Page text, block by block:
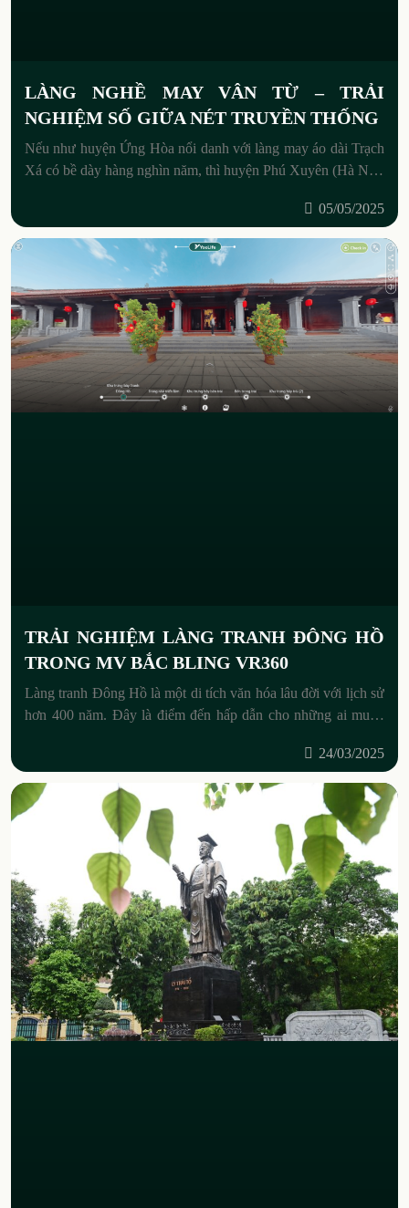
LÀNG NGHỀ MAY VÂN TỪ – TRẢI
NGHIỆM SỐ GIỮA NÉT TRUYỀN THỐNG
Nếu như huyện Ứng Hòa nổi danh với làng may áo dài Trạch
Xá có bề dày hàng nghìn năm, thì huyện Phú Xuyên (Hà Nội)
05/05/2025
TRẢI NGHIỆM LÀNG TRANH ĐÔNG HỒ
TRONG MV BẮC BLING VR360
Làng tranh Đông Hồ là một di tích văn hóa lâu đời với lịch sử
hơn 400 năm. Đây là điểm đến hấp dẫn cho những ai muốn
24/03/2025